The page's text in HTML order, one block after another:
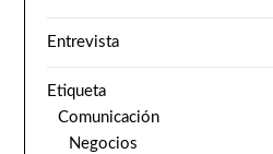
Entrevista
Etiqueta
Comunicación
Negocios